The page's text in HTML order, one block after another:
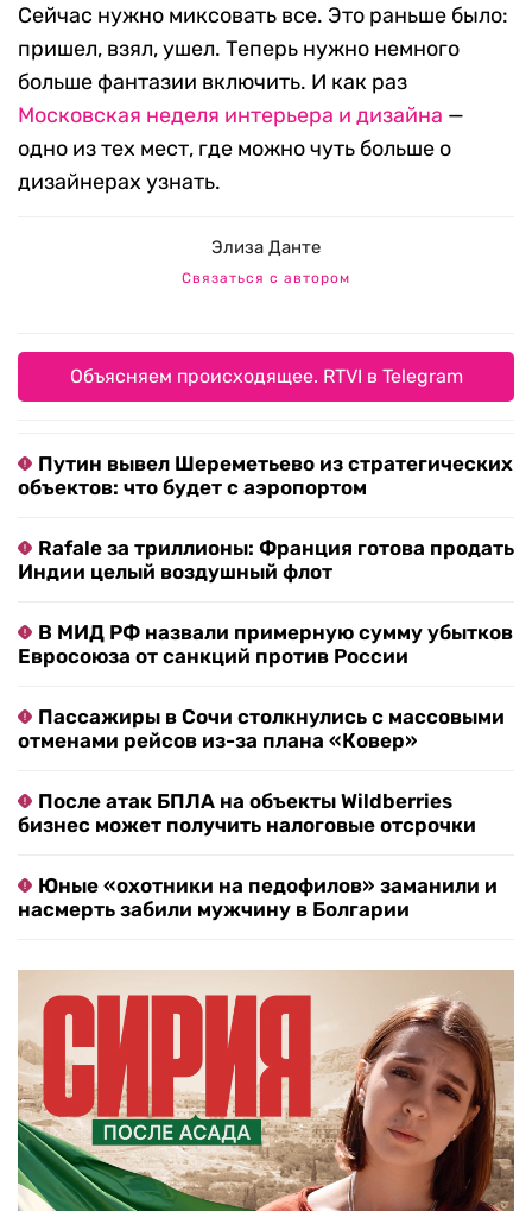
Сейчас нужно миксовать все. Это раньше было:
пришел, взял, ушел. Теперь нужно немного
больше фантазии включить. И как раз
Московская неделя интерьера и дизайна —
одно из тех мест, где можно чуть больше о
дизайнерах узнать.
Элиза Данте
Связаться с автором
Объясняем происходящее. RTVI в Telegram
Путин вывел Шереметьево из стратегических
объектов: что будет с аэропортом
Rafale за триллионы: Франция готова продать
Индии целый воздушный флот
В МИД РФ назвали примерную сумму убытков
Евросоюза от санкций против России
Пассажиры в Сочи столкнулись с массовыми
отменами рейсов из-за плана «Ковер»
После атак БПЛА на объекты Wildberries
бизнес может получить налоговые отсрочки
Юные «охотники на педофилов» заманили и
насмерть забили мужчину в Болгарии